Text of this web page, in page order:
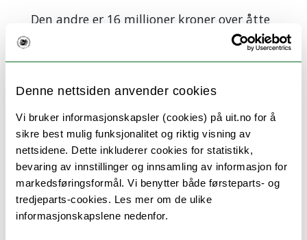
Denne nettsiden anvender cookies
Vi bruker informasjonskapsler (cookies) på uit.no for å
sikre best mulig funksjonalitet og riktig visning av
nettsidene. Dette inkluderer cookies for statistikk,
bevaring av innstillinger og innsamling av informasjon for
markedsføringsformål. Vi benytter både førsteparts- og
tredjeparts-cookies. Les mer om de ulike
informasjonskapslene nedenfor.
Den andre er 16 millioner kroner over åtte
år fra Forskningsrådet til den nasjonale
, som er drevet av
doktorgradsutdanningen i matematikk i
– Når forskningen og den private sektoren
samarbeider kan vi oppnå mer, sa minister
Aasland.
Universets språk